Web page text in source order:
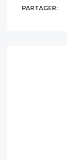
PARTAGER: